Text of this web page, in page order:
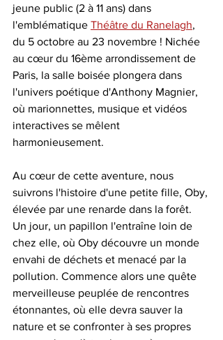
jeune public (2 à 11 ans) dans
l'emblématique Théâtre du Ranelagh,
du 5 octobre au 23 novembre ! Nichée
au cœur du 16ème arrondissement de
Paris, la salle boisée plongera dans
l'univers poétique d'Anthony Magnier,
où marionnettes, musique et vidéos
interactives se mêlent
harmonieusement.
Au cœur de cette aventure, nous
suivrons l'histoire d'une petite fille, Oby,
élevée par une renarde dans la forêt.
Un jour, un papillon l'entraîne loin de
chez elle, où Oby découvre un monde
envahi de déchets et menacé par la
pollution. Commence alors une quête
merveilleuse peuplée de rencontres
étonnantes, où elle devra sauver la
nature et se confronter à ses propres